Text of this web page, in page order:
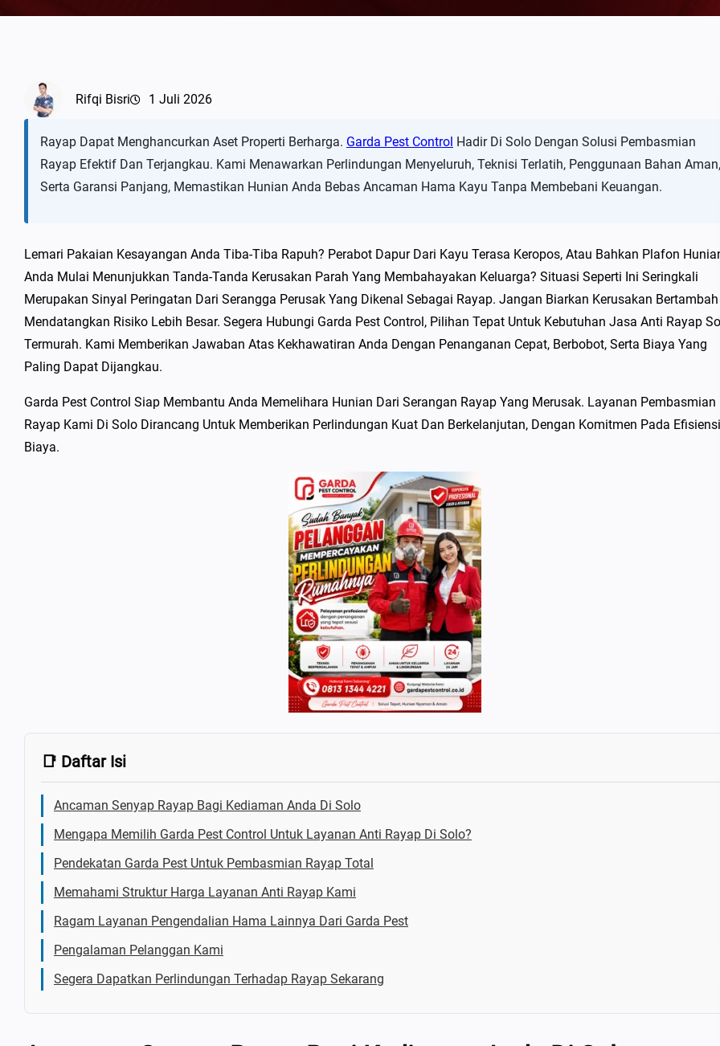
Rifqi Bisri 1 Juli 2026
Rayap Dapat Menghancurkan Aset Properti Berharga. Garda Pest Control Hadir Di Solo Dengan Solusi Pembasmian
Rayap Efektif Dan Terjangkau. Kami Menawarkan Perlindungan Menyeluruh, Teknisi Terlatih, Penggunaan Bahan Aman,
Serta Garansi Panjang, Memastikan Hunian Anda Bebas Ancaman Hama Kayu Tanpa Membebani Keuangan.
Lemari Pakaian Kesayangan Anda Tiba-Tiba Rapuh? Perabot Dapur Dari Kayu Terasa Keropos, Atau Bahkan Plafon
Anda Mulai Menunjukkan Tanda-Tanda Kerusakan Parah Yang Membahayakan Keluarga? Situasi Seperti Ini Seringkali
Merupakan Sinyal Peringatan Dari Serangga Perusak Yang Dikenal Sebagai Rayap. Jangan Biarkan Kerusakan
Mendatangkan Risiko Lebih Besar. Segera Hubungi Garda Pest Control, Pilihan Tepat Untuk Kebutuhan Jasa Anti Rayap
Termurah. Kami Memberikan Jawaban Atas Kekhawatiran Anda Dengan Penanganan Cepat, Berbobot, Serta Biaya Yang
Paling Dapat Dijangkau.
Garda Pest Control Siap Membantu Anda Memelihara Hunian Dari Serangan Rayap Yang Merusak. Layanan Pembasmian
Rayap Kami Di Solo Dirancang Untuk Memberikan Perlindungan Kuat Dan Berkelanjutan, Dengan Komitmen Pada Efisiensi
Biaya.
📑 Daftar Isi
Ancaman Senyap Rayap Bagi Kediaman Anda Di Solo
Mengapa Memilih Garda Pest Control Untuk Layanan Anti Rayap Di Solo?
Pendekatan Garda Pest Untuk Pembasmian Rayap Total
Memahami Struktur Harga Layanan Anti Rayap Kami
Ragam Layanan Pengendalian Hama Lainnya Dari Garda Pest
Pengalaman Pelanggan Kami
Segera Dapatkan Perlindungan Terhadap Rayap Sekarang